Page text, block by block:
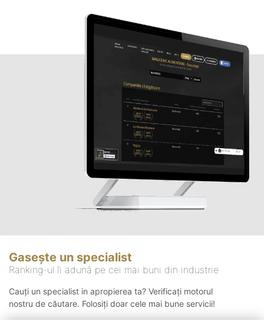
Gasește un specialist
Ranking-ul îi adună pe cei mai buni din industrie
Cauți un specialist in apropierea ta? Verificați motorul
nostru de căutare. Folosiți doar cele mai bune servicii!